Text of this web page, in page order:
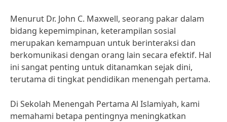
Menurut Dr. John C. Maxwell, seorang pakar dalam
bidang kepemimpinan, keterampilan sosial
merupakan kemampuan untuk berinteraksi dan
berkomunikasi dengan orang lain secara efektif. Hal
ini sangat penting untuk ditanamkan sejak dini,
terutama di tingkat pendidikan menengah pertama.
Di Sekolah Menengah Pertama Al Islamiyah, kami
memahami betapa pentingnya meningkatkan